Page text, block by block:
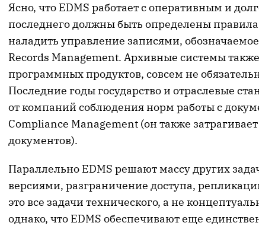
Ясно, что EDMS работает с оперативным и
последнего должны быть определены
наладить управление записями,
Records Management. Архивные системы
программных продуктов, совсем не
Последние годы государство и отраслевые
от компаний соблюдения норм работы с
Compliance Management (он также затрагивает
документов).
Параллельно EDMS решают массу других
версиями, разграничение доступа,
это все задачи технического, а не
однако, что EDMS обеспечивают еще